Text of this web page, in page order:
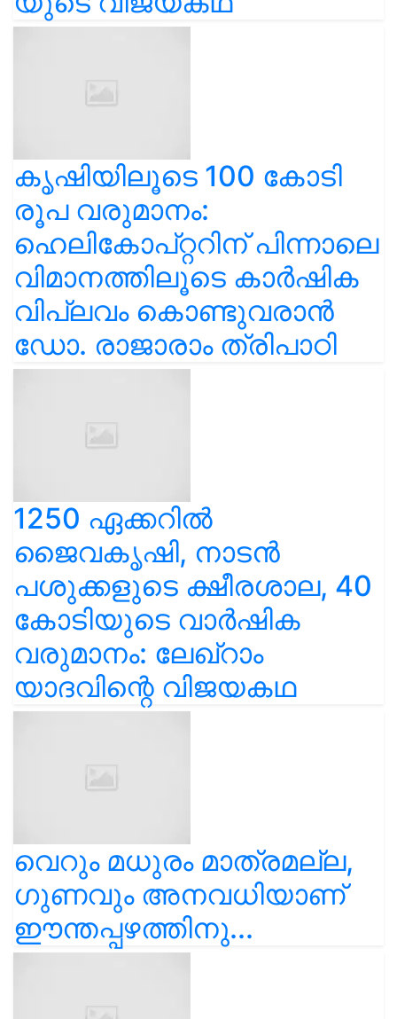
കൃഷിയിലൂടെ 100 കോടി
രൂപ വരുമാനം:
ഹെലികോപ്റ്ററിന് പിന്നാലെ
വിമാനത്തിലൂടെ കാർഷിക
വിപ്ലവം കൊണ്ടുവരാൻ
ഡോ. രാജാരാം ത്രിപാഠി
1250 ഏക്കറിൽ
ജൈവകൃഷി, നാടൻ
പശുക്കളുടെ ക്ഷീരശാല, 40
കോടിയുടെ വാർഷിക
വരുമാനം: ലേഖ്‌റാം
യാദവിന്റെ വിജയകഥ
വെറും മധുരം മാത്രമല്ല,
ഗുണവും അനവധിയാണ്
ഈന്തപ്പഴത്തിനു...